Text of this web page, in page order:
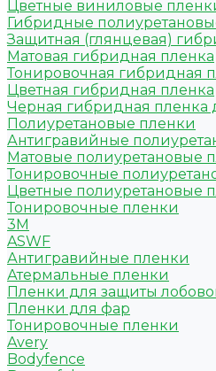
Цветные виниловые
Гибридные
Защитная (глянцевая)
Матовая гибридная пленка
Тонировочная гибридная
Цветная гибридная пленка
Черная гибридная пленка
Полиуретановые пленки
Антигравийные
Матовые полиуретановые
Тонировочные
Цветные полиуретановые
Тонировочные пленки
3M
ASWF
Антигравийные пленки
Атермальные пленки
Пленки для защиты
Пленки для фар
Тонировочные пленки
Avery
Bodyfence